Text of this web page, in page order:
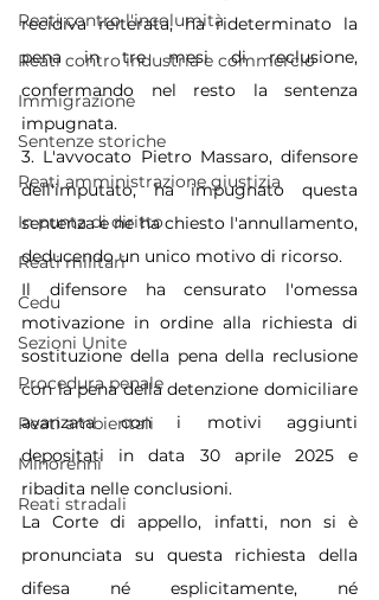
Reati contro l'incolumità
Reati contro industria e commercio
Immigrazione
Sentenze storiche
Reati amministrazione giustizia
In punta di diritto
Reati militari
Cedu
Sezioni Unite
Procedura penale
Reati ambientali
Minorenni
Reati stradali
recidiva reiterata, ha rideterminato la
pena in tre mesi di reclusione,
confermando nel resto la sentenza
impugnata.
3. L'avvocato Pietro Massaro, difensore
dell'imputato, ha impugnato questa
sentenza e ne ha chiesto l'annullamento,
deducendo un unico motivo di ricorso.
Il difensore ha censurato l'omessa
motivazione in ordine alla richiesta di
sostituzione della pena della reclusione
con la pena della detenzione domiciliare
avanzata con i motivi aggiunti
depositati in data 30 aprile 2025 e
ribadita nelle conclusioni.
La Corte di appello, infatti, non si è
pronunciata su questa richiesta della
difesa né esplicitamente, né